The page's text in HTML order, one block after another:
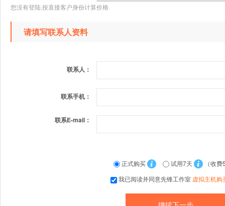
您没有登陆,按直接客户身份计算价格
请填写联系人资料
联系人：
联系手机：
联系E-mail：
正式购买 试用7天
（收费
我已阅读并同意先锋工作室 虚拟主机购